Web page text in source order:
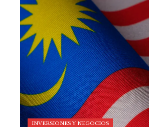
INVERSIONES Y NEGOCIOS